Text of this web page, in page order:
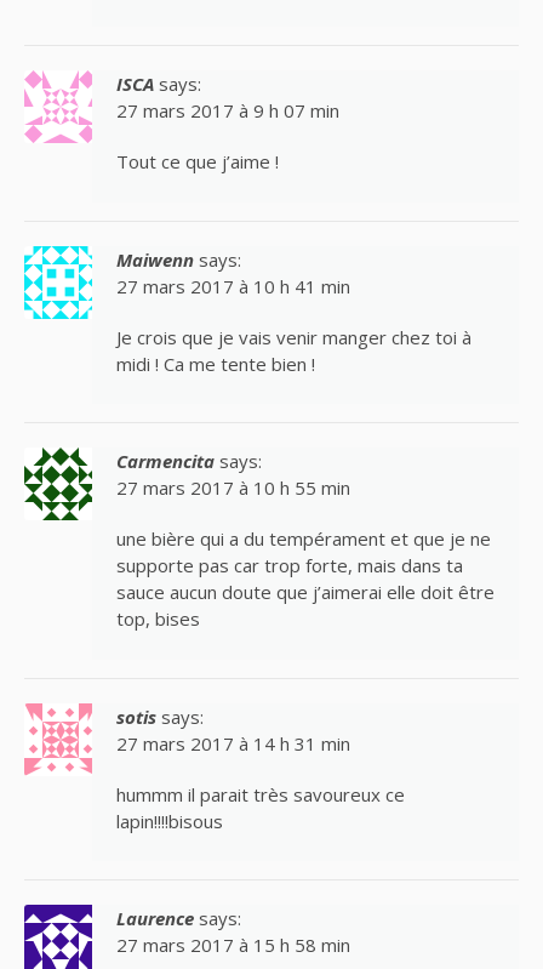
ISCA says:
27 mars 2017 à 9 h 07 min
Tout ce que j’aime !
Maiwenn says:
27 mars 2017 à 10 h 41 min
Je crois que je vais venir manger chez toi à
midi ! Ca me tente bien !
Carmencita says:
27 mars 2017 à 10 h 55 min
une bière qui a du tempérament et que je ne
supporte pas car trop forte, mais dans ta
sauce aucun doute que j’aimerai elle doit être
top, bises
sotis says:
27 mars 2017 à 14 h 31 min
hummm il parait très savoureux ce
lapin!!!!bisous
Laurence says:
27 mars 2017 à 15 h 58 min